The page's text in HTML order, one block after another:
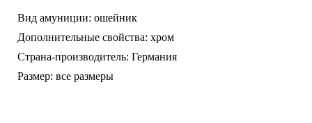
Вид амуниции: ошейник
Дополнительные свойства: хром
Страна-производитель: Германия
Размер: все размеры